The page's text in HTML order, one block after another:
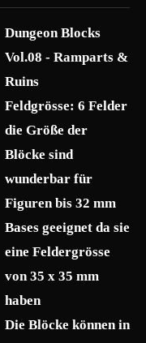
Dungeon Blocks
Vol.08 - Ramparts &
Ruins
Feldgrösse: 6 Felder
die Größe der
Blöcke sind
wunderbar für
Figuren bis 32 mm
Bases geeignet da sie
eine Feldergrösse
von 35 x 35 mm
haben
Die Blöcke können in